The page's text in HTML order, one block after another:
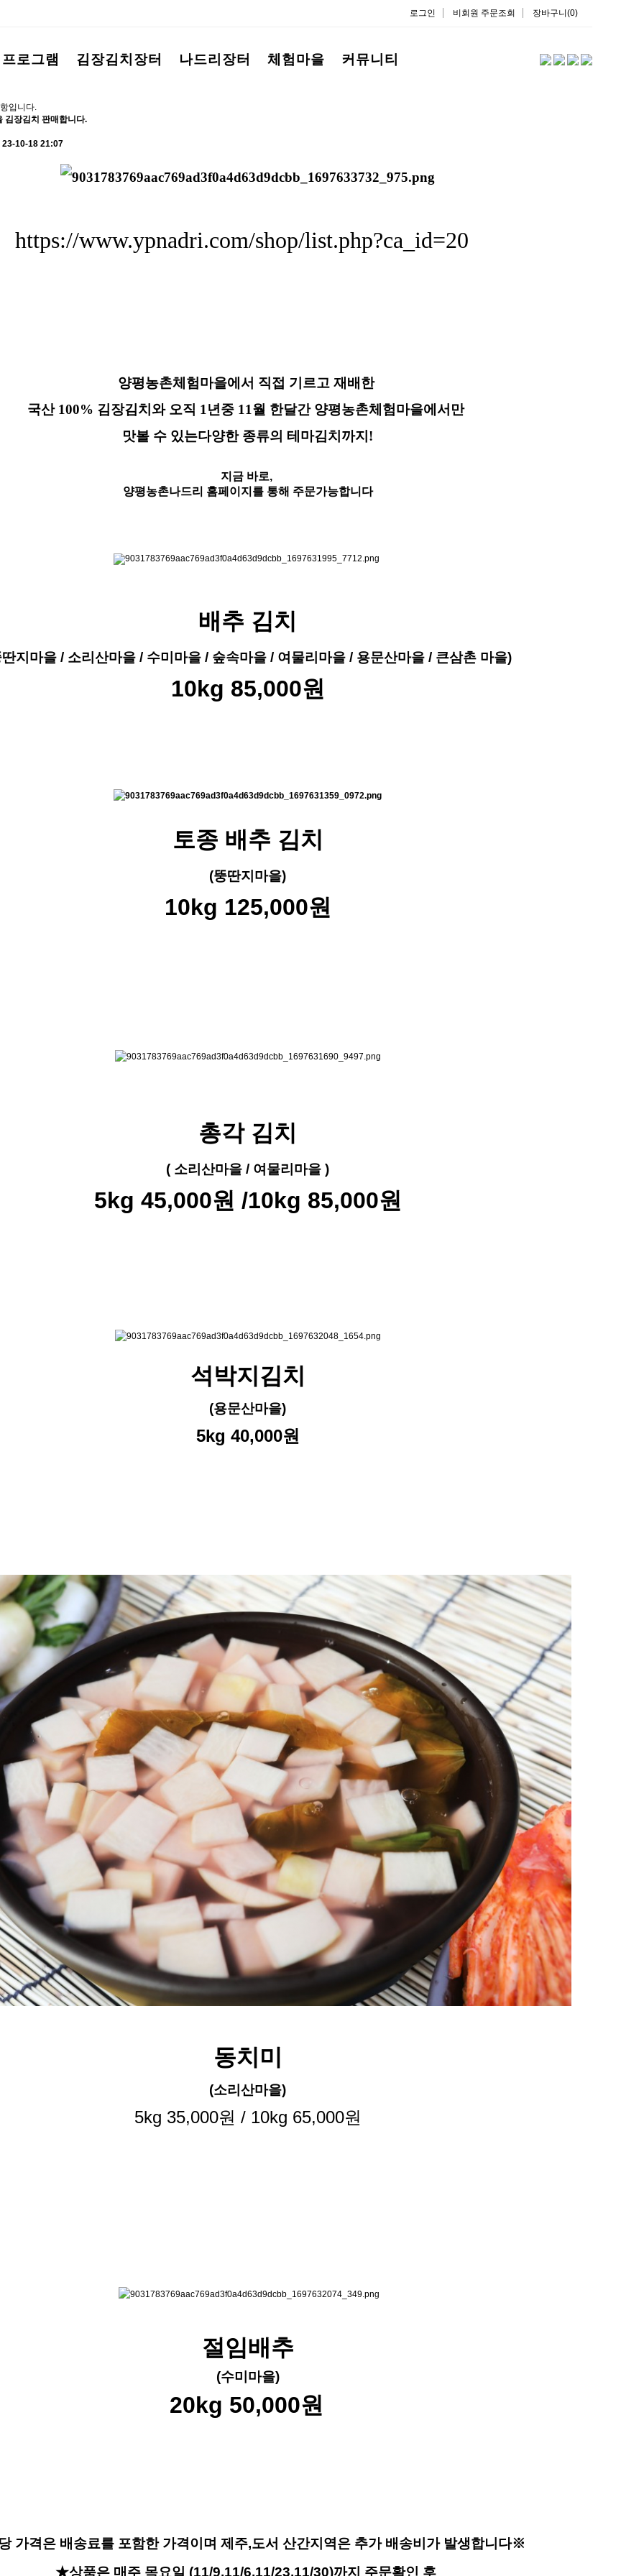
로그인 비회원 주문조회 장바구니(0)
로그램 김장김치장터 나드리장터 체험마을 커뮤니티
입니다.
김장김치 판매합니다.
23-10-18 21:07
https://www.ypnadri.com/shop/list.php?ca_id=20
양평농촌체험마을에서 직접 기르고 재배한
국산 100% 김장김치와 오직 1년중 11월 한달간 양평농촌체험마을에서만
맛볼 수 있는다양한 종류의 테마김치까지!
지금 바로,
양평농촌나드리 홈페이지를 통해 주문가능합니다
배추 김치
지마을 / 소리산마을 / 수미마을 / 숲속마을 / 여물리마을 / 용문산마을 / 큰삼촌 마을)
10kg 85,000원
토종 배추 김치
(뚱딴지마을)
10kg 125,000원
총각 김치
( 소리산마을 / 여물리마을 )
5kg 45,000원 /10kg 85,000원
석박지김치
(용문산마을)
5kg 40,000원
동치미
(소리산마을)
5kg 35,000원 / 10kg 65,000원
절임배추
(수미마을)
20kg 50,000원
가격은 배송료를 포함한 가격이며 제주,도서 산간지역은 추가 배송비가 발생합니다※
★상품은 매주 목요일 (11/9,11/6,11/23,11/30)까지 주문확인 후